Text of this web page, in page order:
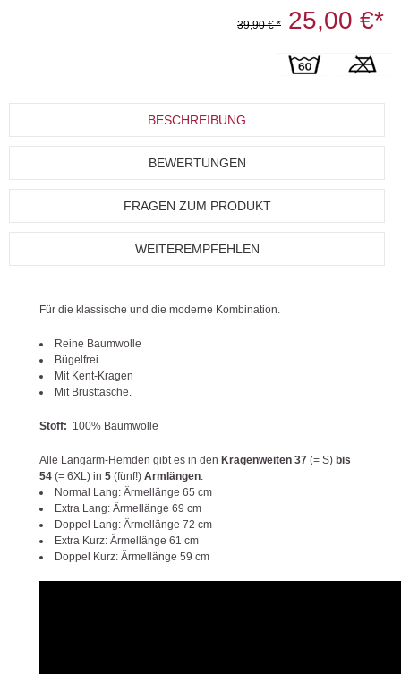
39,90 € * 25,00 €*
BESCHREIBUNG
BEWERTUNGEN
FRAGEN ZUM PRODUKT
WEITEREMPFEHLEN
Für die klassische und die moderne Kombination.
Reine Baumwolle
Bügelfrei
Mit Kent-Kragen
Mit Brusttasche.
Stoff: 100% Baumwolle
Alle Langarm-Hemden gibt es in den Kragenweiten 37 (= S)bis
54 (= 6XL) in 5 (fünf!) Armlängen:
Normal Lang: Ärmellänge 65 cm
Extra Lang: Ärmellänge 69 cm
Doppel Lang: Ärmellänge 72 cm
Extra Kurz: Ärmellänge 61 cm
Doppel Kurz: Ärmellänge 59 cm